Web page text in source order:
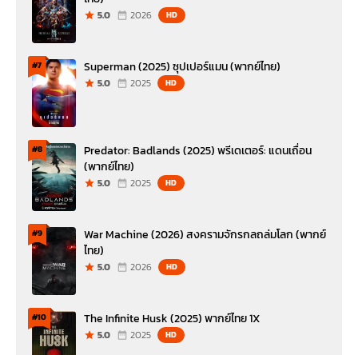
5.0 2026 HD
#7 Superman (2025) ซุปเปอร์แมน (พากย์ไทย)
5.0 2025 HD
#8
Predator: Badlands (2025) พรีเดเตอร์: แดนเถื่อน
(พากย์ไทย)
5.0 2025 HD
#9
War Machine (2026) สงครามจักรกลถล่มโลก (พากย์
ไทย)
5.0 2026 HD
#10 The Infinite Husk (2025) พากย์ไทย 1X
5.0 2025 HD